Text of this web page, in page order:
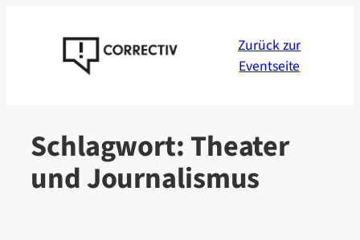
Zurück zur
Eventseite
Schlagwort:Theater
und Journalismus